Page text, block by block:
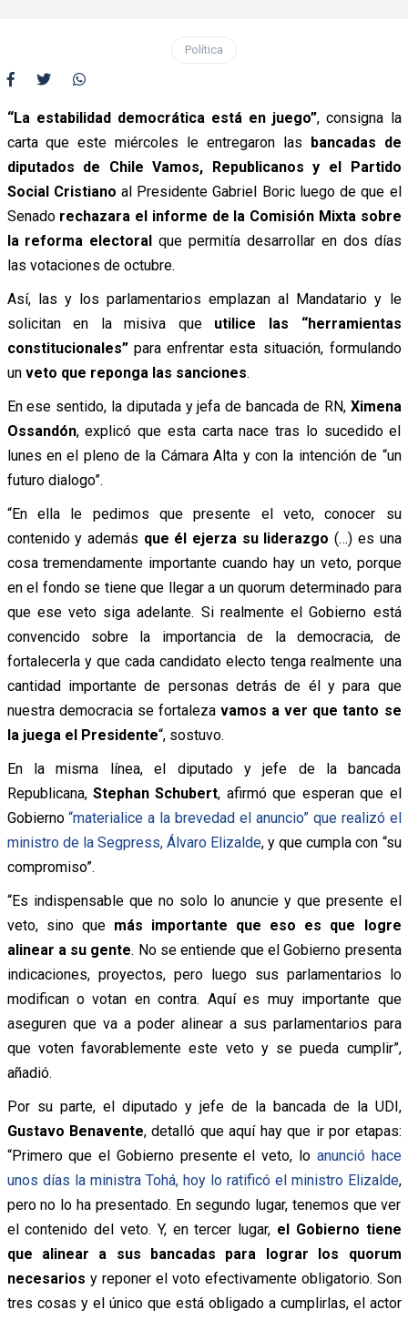
Política
“La estabilidad democrática está en juego”, consigna la
carta que este miércoles le entregaron las bancadas de
diputados de Chile Vamos, Republicanos y el Partido
Social Cristiano al Presidente Gabriel Boric luego de que el
Senadorechazara el informe de la Comisión Mixta sobre
la reforma electoral que permitía desarrollar en dos días
las votaciones de octubre.
Así, las y los parlamentarios emplazan al Mandatario y le
solicitan en la misiva que utilice las “herramientas
constitucionales”para enfrentar esta situación, formulando
unveto que reponga las sanciones.
En ese sentido, la diputada y jefa de bancada de RN, Ximena
Ossandón, explicó que esta carta nace tras lo sucedido el
lunes en el pleno de la Cámara Alta y con la intención de “un
futuro dialogo”.
“En ella le pedimos que presente el veto, conocer su
contenido y además que él ejerza su liderazgo (…) es una
cosa tremendamente importante cuando hay un veto, porque
en el fondo se tiene que llegar a un quorum determinado para
que ese veto siga adelante. Si realmente el Gobierno está
convencido sobre la importancia de la democracia, de
fortalecerla y que cada candidato electo tenga realmente una
cantidad importante de personas detrás de él y para que
nuestra democracia se fortaleza vamos a ver que tanto se
la juega el Presidente“, sostuvo.
En la misma línea, el diputado y jefe de la bancada
Republicana, Stephan Schubert, afirmó que esperan que el
Gobierno“materialice a la brevedad el anuncio” que realizó el
ministro de la Segpress, Álvaro Elizalde, y que cumpla con “su
compromiso”.
“Es indispensable que no solo lo anuncie y que presente el
veto, sino que más importante que eso es que logre
alinear a su gente. No se entiende que el Gobierno presenta
indicaciones, proyectos, pero luego sus parlamentarios lo
modifican o votan en contra. Aquí es muy importante que
aseguren que va a poder alinear a sus parlamentarios para
que voten favorablemente este veto y se pueda cumplir”,
añadió.
Por su parte, el diputado y jefe de la bancada de la UDI,
Gustavo Benavente, detalló que aquí hay que ir por etapas:
“Primero que el Gobierno presente el veto, lo anunció hace
unos días la ministra Tohá, hoy lo ratificó el ministro Elizalde,
pero no lo ha presentado. En segundo lugar, tenemos que ver
el contenido del veto. Y, en tercer lugar, el Gobierno tiene
que alinear a sus bancadas para lograr los quorum
necesarios y reponer el voto efectivamente obligatorio. Son
tres cosas y el único que está obligado a cumplirlas, el actor